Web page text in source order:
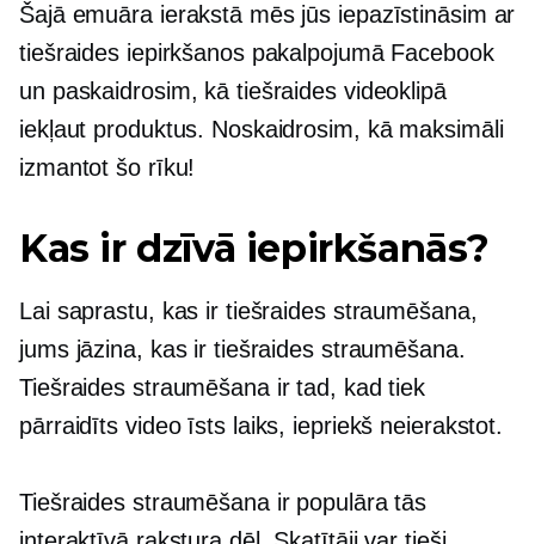
Šajā emuāra ierakstā mēs jūs iepazīstināsim ar
tiešraides iepirkšanos pakalpojumā Facebook
un paskaidrosim, kā tiešraides videoklipā
iekļaut produktus. Noskaidrosim, kā maksimāli
izmantot šo rīku!
Kas ir dzīvā iepirkšanās?
Lai saprastu, kas ir tiešraides straumēšana,
jums jāzina, kas ir tiešraides straumēšana.
Tiešraides straumēšana ir tad, kad tiek
pārraidīts videoīsts laiks, iepriekš neierakstot.
Tiešraides straumēšana ir populāra tās